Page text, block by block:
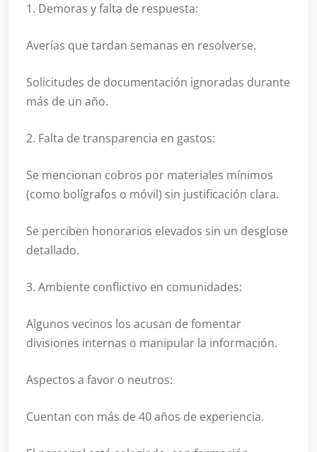
1. Demoras y falta de respuesta:
Averías que tardan semanas en resolverse.
Solicitudes de documentación ignoradas durante
más de un año.
2. Falta de transparencia en gastos:
Se mencionan cobros por materiales mínimos
(como bolígrafos o móvil) sin justificación clara.
Se perciben honorarios elevados sin un desglose
detallado.
3. Ambiente conflictivo en comunidades:
Algunos vecinos los acusan de fomentar
divisiones internas o manipular la información.
Aspectos a favor o neutros:
Cuentan con más de 40 años de experiencia.